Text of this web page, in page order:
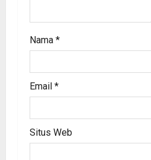
Nama *
Email *
Situs Web